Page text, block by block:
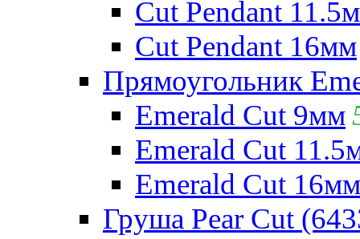
Cut Pendant
Cut Pendant 16мм
Прямоугольник
Emerald Cut 9мм
Emerald Cut
Emerald Cut 16мм
Груша Pear Cut